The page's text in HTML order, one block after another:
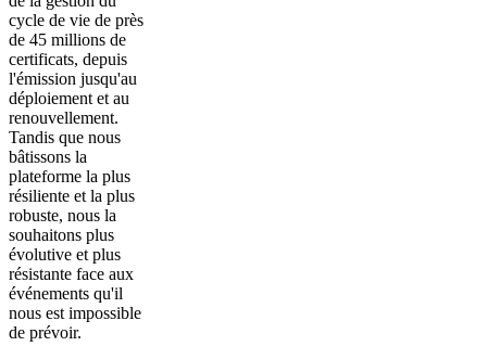
cycle de vie de près
de 45 millions de
certificats, depuis
l'émission jusqu'au
déploiement et au
renouvellement.
Tandis que nous
bâtissons la
plateforme la plus
résiliente et la plus
robuste, nous la
souhaitons plus
évolutive et plus
résistante face aux
événements qu'il
nous est impossible
de prévoir.